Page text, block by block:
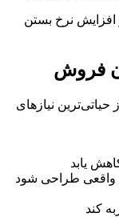
فروش
یابد